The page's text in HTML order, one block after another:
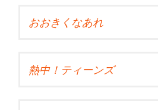
おおきくなあれ
熱中！ティーンズ